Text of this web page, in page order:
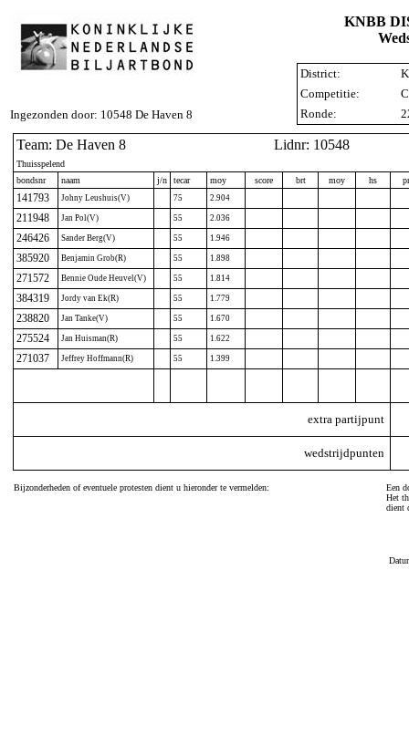
Ingezonden door: 10548 De Haven 8
KNBB
District:
Competitie:
Ronde:
Team: De Haven 8 Lidnr: 10548
Thuisspelend
bondsnr
naam j/n tecar moy score brt moy hs
141793 Johny Leushuis(V) 75 2.904
211948 Jan Pol(V) 55 2.036
246426 Sander Berg(V) 55 1.946
385920 Benjamin Grob(R) 55 1.898
271572 Bennie Oude Heuvel(V) 55 1.814
384319 Jordy van Ek(R) 55 1.779
238820 Jan Tanke(V) 55 1.670
275524 Jan Huisman(R) 55 1.622
271037 Jeffrey Hoffmann(R) 55 1.399
extra partijpunt
wedstrijdpunten
Bijzonderheden of eventuele protesten dient u hieronder te vermelden:
Een
Het
dient